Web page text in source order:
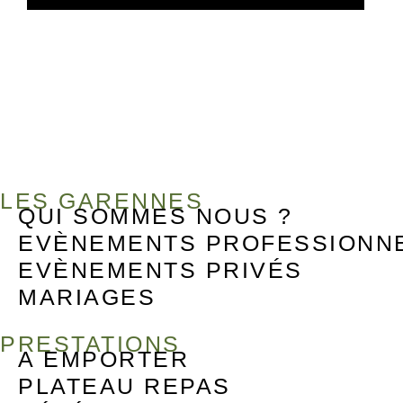
LES GARENNES
QUI SOMMES NOUS ?
EVÈNEMENTS
EVÈNEMENTS PRIVÉS
MARIAGES
PRESTATIONS
A EMPORTER
PLATEAU REPAS